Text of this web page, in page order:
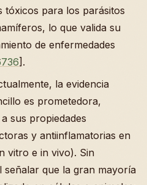
tóxicos para los parásitos
lo que valida su
de enfermedades
].
la evidencia
es prometedora,
sus propiedades
y antiinflamatorias en
vitro e in vivo). Sin
señalar que la gran mayoría